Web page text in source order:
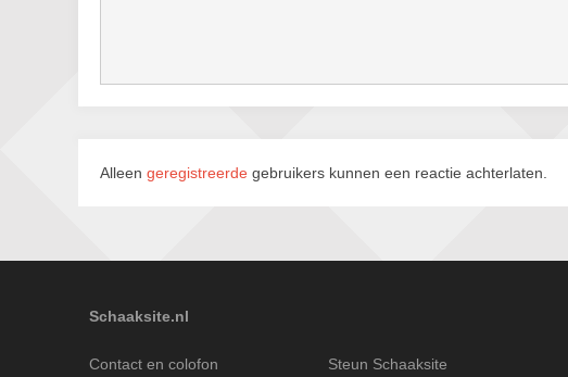
Alleen geregistreerde gebruikers kunnen een reactie achterlaten.
Schaaksite.nl
Contact en colofon Steun Schaaksite